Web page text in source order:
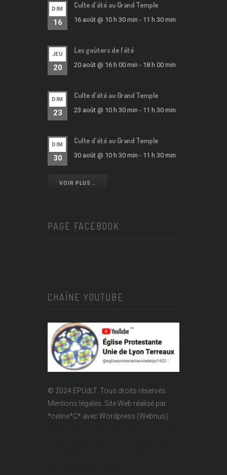
DIM
16
Culte d’été au Grand Temple
16 août @ 10 h 30 min - 11 h 30 min
JEU
20
Les goûters de l’été
20 août @ 16 h 00 min - 18 h 00 min
DIM
23
Culte d’été au Grand Temple
23 août @ 10 h 30 min - 11 h 30 min
DIM
30
Culte d’été au Grand Temple
30 août @ 10 h 30 min - 11 h 30 min
VOIR PLUS …
PAGE FACEBOOK
CHAÎNE YOUTUBE
© 2024 EPUdLT. Tous droits réservés.
Mentions légales. Site Web réalisé par
*celine*C* avec Wordpress (Webnus).